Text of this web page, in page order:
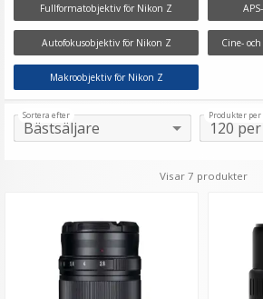
Fullformatobjektiv för Nikon Z
Autofokusobjektiv för Nikon Z Cine-
Makroobjektiv för Nikon Z
Sortera efter Produkter per
Visar 7 produkter